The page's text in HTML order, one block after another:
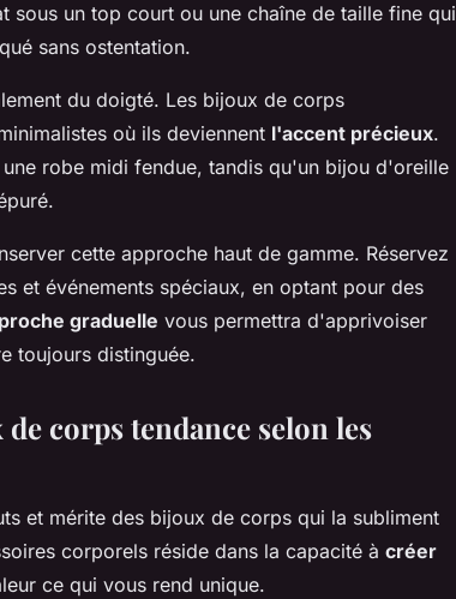
un top court ou une chaîne de taille fine qui
sans ostentation.
du doigté. Les bijoux de corps
où ils deviennent l'accent précieux.
robe midi fendue, tandis qu'un bijou d'oreille
cette approche haut de gamme. Réservez
et événements spéciaux, en optant pour des
graduelle vous permettra d'apprivoiser
toujours distinguée.
corps tendance selon les
et mérite des bijoux de corps qui la subliment
corporels réside dans la capacité à créer
ce qui vous rend unique.